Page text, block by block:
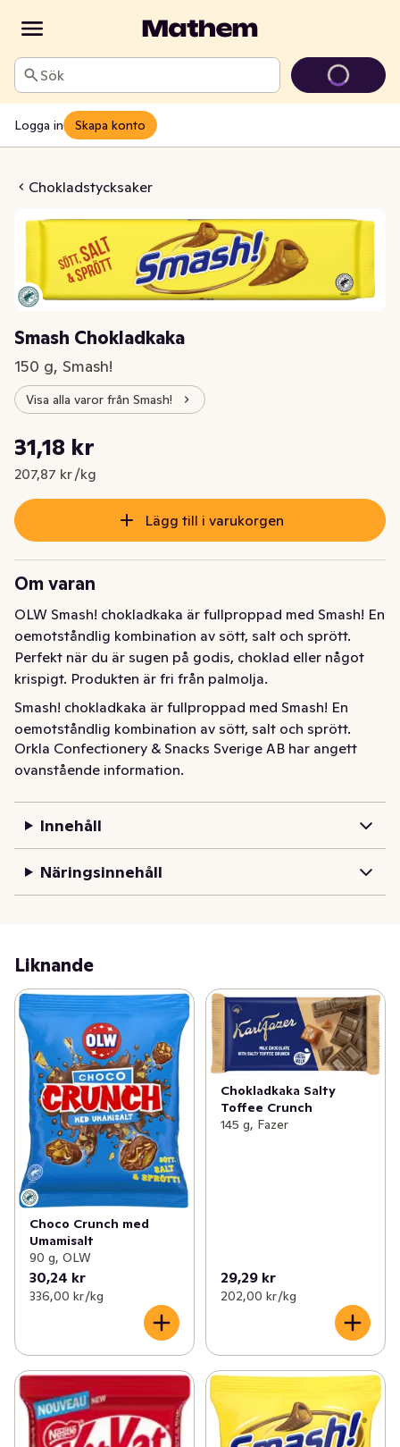
Sök
Logga in Skapa konto
Chokladstycksaker
Smash Chokladkaka
150 g, Smash!
Visa alla varor från Smash!
Nuvarande pris är: 31,18 kr
31,18 kr
207,87 kr /kg
Styckpris: 207,87 kr /kg
Lägg till i varukorgen
Om varan
OLW Smash! chokladkaka är fullproppad med Smash! En
oemotståndlig kombination av sött, salt och sprött.
Perfekt när du är sugen på godis, choklad eller något
krispigt. Produkten är fri från palmolja.
Smash! chokladkaka är fullproppad med Smash! En
oemotståndlig kombination av sött, salt och sprött.
Perfekt när du är sugen på godis, choklad eller något
krispigt. Produkten är fri från palmolja.
Orkla Confectionery & Snacks Sverige AB har angett
ovanstående information.
Innehåll
Näringsinnehåll
Liknande
Choco Crunch med
Umamisalt
90 g, OLW
30,24 kr
336,00 kr /kg
Chokladkaka Salty
Toffee Crunch
145 g, Fazer
29,29 kr
202,00 kr /kg